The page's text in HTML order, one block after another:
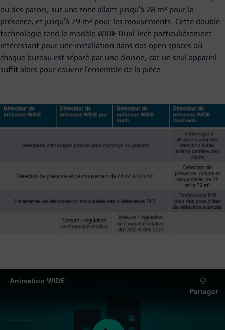
ou des parois, sur une zone allant jusqu’à 28 m² pour la
présence, et jusqu’à 79 m² pour les mouvements. Cette double
technologie rend le modèle WIDE Dual Tech particulièrement
intéressant pour une installation dans des open spaces où
chaque bureau est séparé par une cloison, car un seul appareil
suffit alors pour couvrir l’ensemble de la pièce.
Animation WIDE
Partager